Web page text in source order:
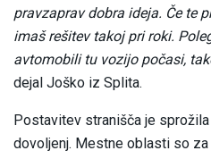
pravzaprav dobra ideja. Če te
imaš rešitev takoj pri roki.
avtomobili tu vozijo počasi,
dejal Joško iz Splita.
Postavitev stranišča je
dovoljenj. Mestne oblasti so